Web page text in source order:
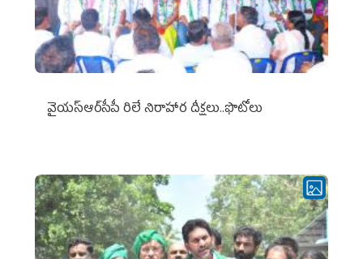
వైయ‌స్ఆర్‌సీపీ రిలే నిరాహార దీక్షలు..ఫొటోలు